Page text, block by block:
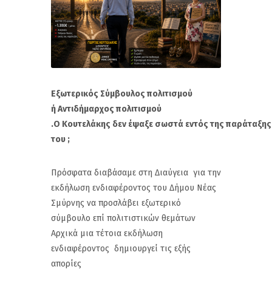
Εξωτερικός Σύμβουλος πολιτισμού
ήΑντιδήμαρχος πολιτισμού
.Ο Κουτελάκης δεν έψαξε σωστά εντός της παράταξης
του ;
Πρόσφατα διαβάσαμε στη Διαύγεια για την
εκδήλωση ενδιαφέροντος του Δήμου Νέας
Σμύρνης να προσλάβει εξωτερικό
σύμβουλο επί πολιτιστικών θεμάτων
Αρχικά μια τέτοια εκδήλωση
ενδιαφέροντος δημιουργεί τις εξής
απορίες